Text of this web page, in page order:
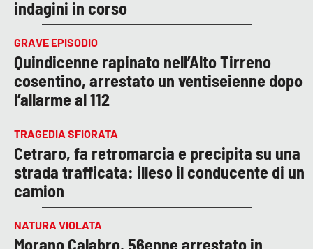
indagini in corso
GRAVE EPISODIO
Quindicenne rapinato nell’Alto Tirreno
cosentino, arrestato un ventiseienne dopo
l’allarme al 112
TRAGEDIA SFIORATA
Cetraro, fa retromarcia e precipita su una
strada trafficata: illeso il conducente di un
camion
NATURA VIOLATA
Morano Calabro, 56enne arrestato in